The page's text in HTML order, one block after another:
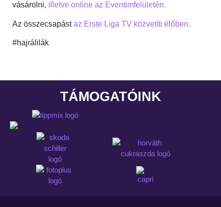
vásárolni, illetve online az Eventimfelületén.
Az összecsapástaz Erste Liga TV közvetíti élőben.
#hajrálilák
TÁMOGATÓINK